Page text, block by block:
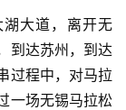
到达苏州，到达
过程中，对马拉
一场无锡马拉松